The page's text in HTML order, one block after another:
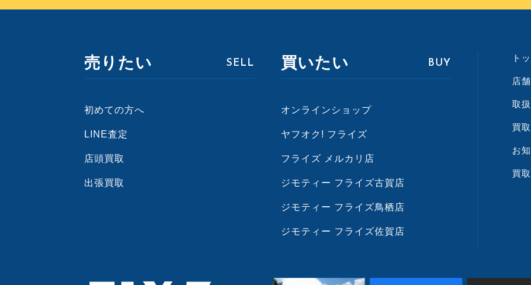
売りたい SELL
初めての方へ
LINE査定
店頭買取
出張買取
買いたい BUY
オンラインショップ
ヤフオク! フライズ
フライズ メルカリ店
ジモティー フライズ古賀店
ジモティー フライズ鳥栖店
ジモティー フライズ佐賀店
ト
店
取
買
お
買